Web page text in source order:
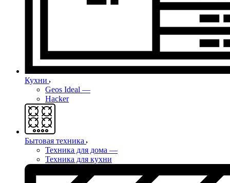
Кухни
Geos Ideal —
Hacker
Бытовая техника
Техника для дома —
Техника для кухни